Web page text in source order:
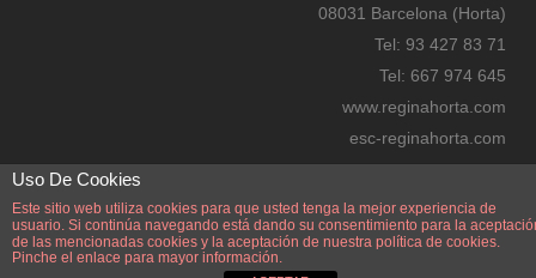
08031 Barcelona (Horta)
Tel: 93 427 83 71
Tel: 667 974 645
www.reginahorta.com
esc-reginahorta.com
secretaria@reginahorta.com
Mapa
Uso De Cookies
Este sitio web utiliza cookies para que usted tenga la mejor experiencia de
usuario. Si continúa navegando está dando su consentimiento para la
de las mencionadas cookies y la aceptación de nuestra política de cookies.
Pinche el enlace para mayor información.